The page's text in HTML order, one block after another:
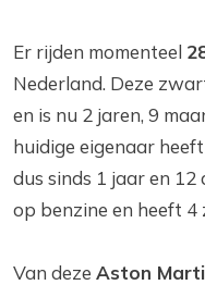
Er rijden momenteel
Nederland. Deze
en is nu 2 jaren, 9
huidige eigenaar
dus sinds 1 jaar en
op benzine en heeft 4
Van deze Aston